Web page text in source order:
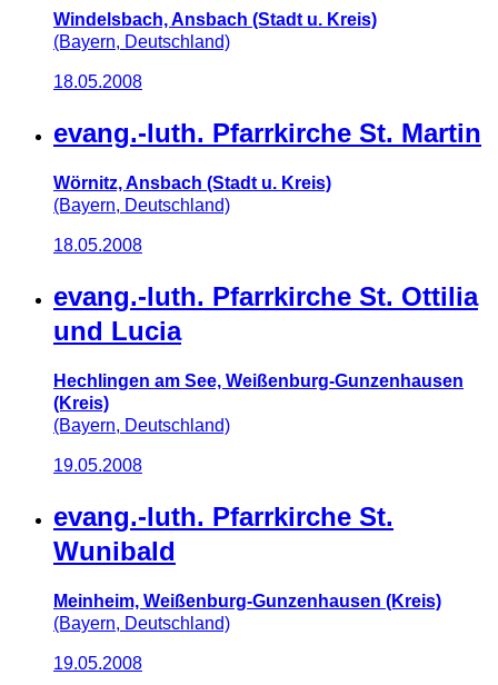
Windelsbach, Ansbach (Stadt u. Kreis)
(Bayern, Deutschland)
18.05.2008
evang.-luth. Pfarrkirche St. Martin
Wörnitz, Ansbach (Stadt u. Kreis)
(Bayern, Deutschland)
18.05.2008
evang.-luth. Pfarrkirche St. Ottilia
und Lucia
Hechlingen am See, Weißenburg-Gunzenhausen
(Kreis)
(Bayern, Deutschland)
19.05.2008
evang.-luth. Pfarrkirche St.
Wunibald
Meinheim, Weißenburg-Gunzenhausen (Kreis)
(Bayern, Deutschland)
19.05.2008